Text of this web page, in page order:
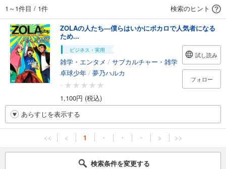
1～1件目 / 1件 検索のヒント
ZOLAの人たち―僕らはいかにボカロで人気者になる
ため...
ビジネス・実用
雑学・エンタメ / サブカルチャー・雑学
卓球少年 / 夢乃ハルカ
-
1,100円 (税込)
試し読み
フォロー
あらすじを表示する
<< < 1 ・ ・ ・ > >>
検索条件を変更する